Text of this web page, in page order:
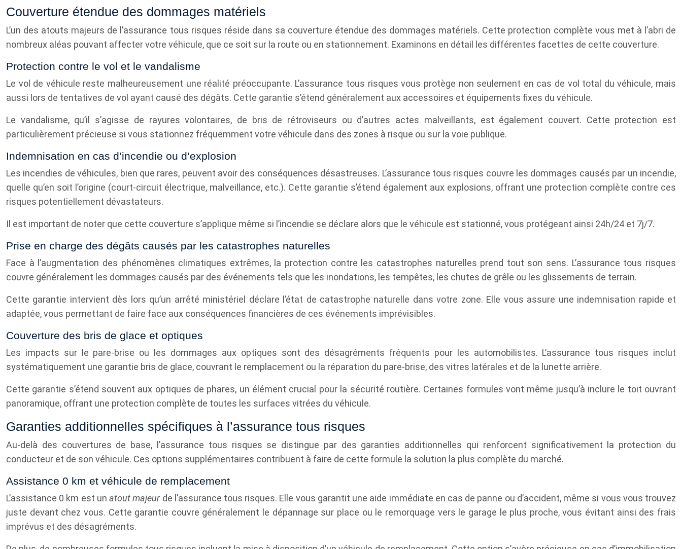
Couverture étendue des dommages matériels
L’un des atouts majeurs de l’assurance tous risques réside dans sa couverture étendue des dommages matériels. Cette protection complète vous met à l’abri de
nombreux aléas pouvant affecter votre véhicule, que ce soit sur la route ou en stationnement. Examinons en détail les différentes facettes de cette couverture.
Protection contre le vol et le vandalisme
Le vol de véhicule reste malheureusement une réalité préoccupante. L’assurance tous risques vous protège non seulement en cas de vol total du véhicule, mais
aussi lors de tentatives de vol ayant causé des dégâts. Cette garantie s’étend généralement aux accessoires et équipements fixes du véhicule.
Le vandalisme, qu’il s’agisse de rayures volontaires, de bris de rétroviseurs ou d’autres actes malveillants, est également couvert. Cette protection est
particulièrement précieuse si vous stationnez fréquemment votre véhicule dans des zones à risque ou sur la voie publique.
Indemnisation en cas d’incendie ou d’explosion
Les incendies de véhicules, bien que rares, peuvent avoir des conséquences désastreuses. L’assurance tous risques couvre les dommages causés par un incendie,
quelle qu’en soit l’origine (court-circuit électrique, malveillance, etc.). Cette garantie s’étend également aux explosions, offrant une protection complète contre ces
risques potentiellement dévastateurs.
Il est important de noter que cette couverture s’applique même si l’incendie se déclare alors que le véhicule est stationné, vous protégeant ainsi 24h/24 et 7j/7.
Prise en charge des dégâts causés par les catastrophes naturelles
Face à l’augmentation des phénomènes climatiques extrêmes, la protection contre les catastrophes naturelles prend tout son sens. L’assurance tous risques
couvre généralement les dommages causés par des événements tels que les inondations, les tempêtes, les chutes de grêle ou les glissements de terrain.
Cette garantie intervient dès lors qu’un arrêté ministériel déclare l’état de catastrophe naturelle dans votre zone. Elle vous assure une indemnisation rapide et
adaptée, vous permettant de faire face aux conséquences financières de ces événements imprévisibles.
Couverture des bris de glace et optiques
Les impacts sur le pare-brise ou les dommages aux optiques sont des désagréments fréquents pour les automobilistes. L’assurance tous risques inclut
systématiquement une garantie bris de glace, couvrant le remplacement ou la réparation du pare-brise, des vitres latérales et de la lunette arrière.
Cette garantie s’étend souvent aux optiques de phares, un élément crucial pour la sécurité routière. Certaines formules vont même jusqu’à inclure le toit ouvrant
panoramique, offrant une protection complète de toutes les surfaces vitrées du véhicule.
Garanties additionnelles spécifiques à l’assurance tous risques
Au-delà des couvertures de base, l’assurance tous risques se distingue par des garanties additionnelles qui renforcent significativement la protection du
conducteur et de son véhicule. Ces options supplémentaires contribuent à faire de cette formule la solution la plus complète du marché.
Assistance 0 km et véhicule de remplacement
L’assistance 0 km est unatout majeur de l’assurance tous risques. Elle vous garantit une aide immédiate en cas de panne ou d’accident, même si vous vous trouvez
juste devant chez vous. Cette garantie couvre généralement le dépannage sur place ou le remorquage vers le garage le plus proche, vous évitant ainsi des frais
imprévus et des désagréments.